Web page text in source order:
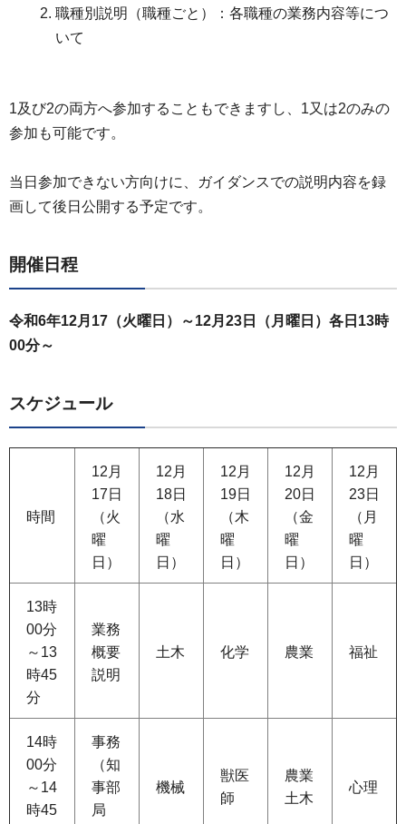
職種別説明（職種ごと）：各職種の業務内容等につ
いて
1及び2の両方へ参加することもできますし、1又は2のみの
参加も可能です。
当日参加できない方向けに、ガイダンスでの説明内容を録
画して後日公開する予定です。
開催日程
令和6年12月17（火曜日）～12月23日（月曜日）各日13時
00分～
スケジュール
時間
12月
17日
（火
曜
日）
12月
18日
（水
曜
日）
12月
19日
（木
曜
日）
12月
20日
（金
曜
日）
12月
23日
（月
曜
日）
13時
00分
～13
時45
分
業務
概要
説明
土木 化学 農業 福祉
14時
00分
～14
時45
事務
（知
事部
局
機械
獣医
師
農業
土木
心理